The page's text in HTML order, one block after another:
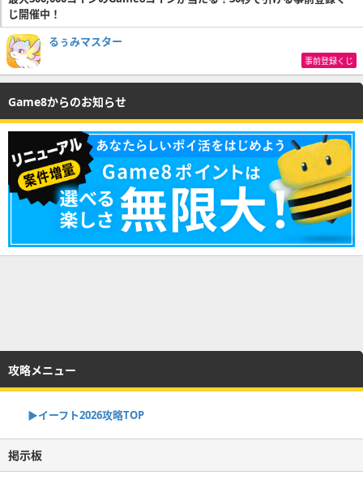
じ開催中！
るぅみマスター
事前登録くじ
Game8からのお知らせ
攻略メニュー
▶イーフト2026攻略TOP
掲示板